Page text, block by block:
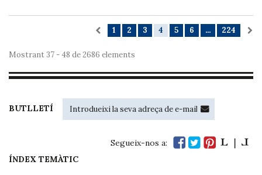
1 2 3 4 5 6 ... 224
Mostrant 37 - 48 de 2686 elements
BUTLLETÍ
Segueix-nos a:
ÍNDEX TEMÀTIC